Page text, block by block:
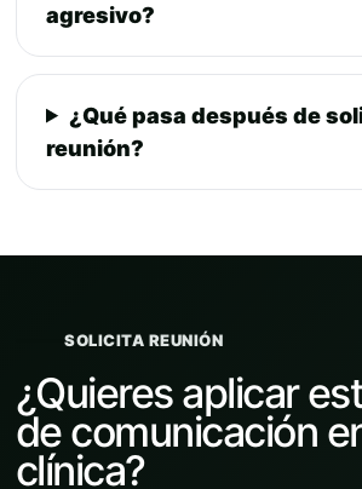
agresivo?
¿Qué pasa después de
reunión?
SOLICITA REUNIÓN
¿Quieres aplicar
de comunicación
clínica?